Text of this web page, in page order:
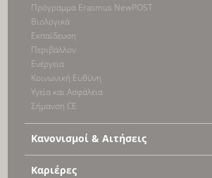
Πρόγραμμα Erasmus NewPOST
Βιολογικά
Εκπαίδευση
Περιβάλλον
Ενέργεια
Κοινωνική Ευθύνη
Υγεία και Ασφάλεια
Σήμανση CE
Κανονισμοί & Αιτήσεις
Καριέρες